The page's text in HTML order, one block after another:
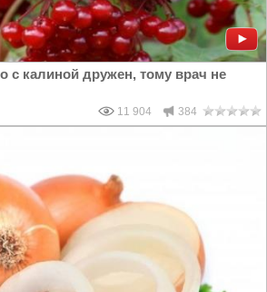
с калиной дружен, тому врач не
11 904 384